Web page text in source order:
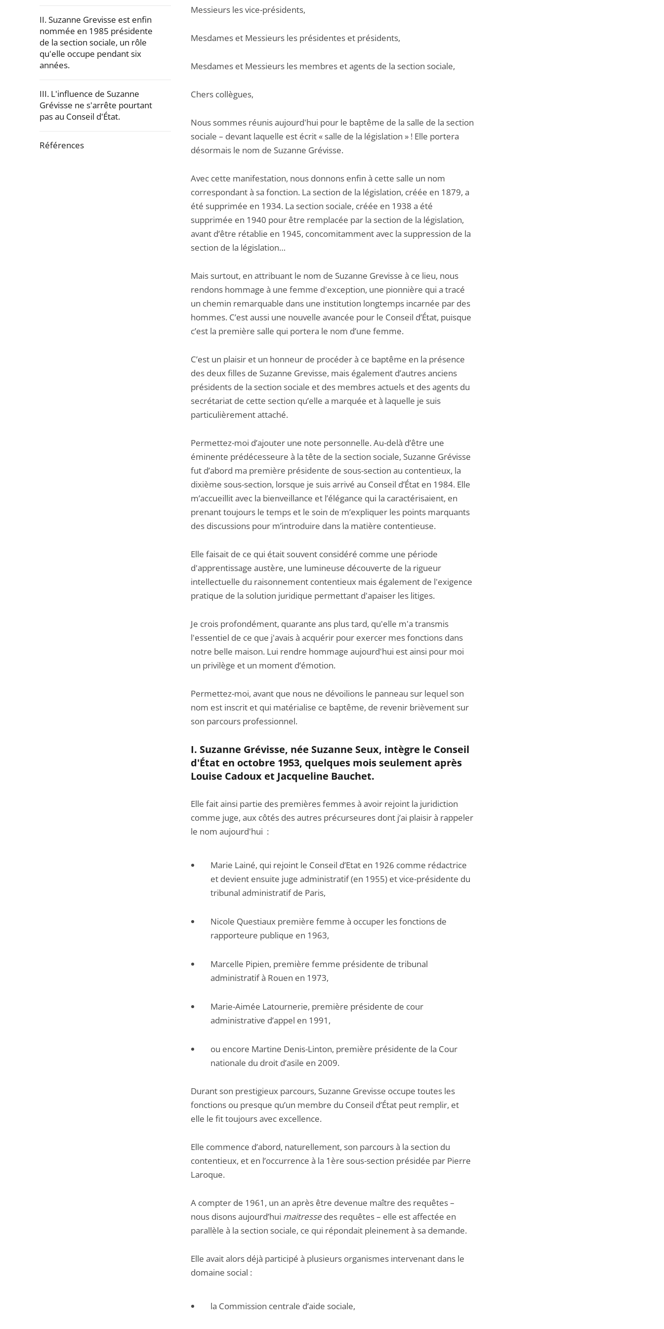
II. Suzanne Grevisse est enfin
nommée en 1985 présidente
de la section sociale, un rôle
qu'elle occupe pendant six
années.
III. L'influence de Suzanne
Grévisse ne s'arrête pourtant
pas au Conseil d'État.
Références
Messieurs les vice-présidents,
Mesdames et Messieurs les présidentes et présidents,
Mesdames et Messieurs les membres et agents de la section sociale,
Chers collègues,
Nous sommes réunis aujourd'hui pour le baptême de la salle de la section
sociale – devant laquelle est écrit « salle de la législation » ! Elle portera
désormais le nom de Suzanne Grévisse.
Avec cette manifestation, nous donnons enfin à cette salle un nom
correspondant à sa fonction. La section de la législation, créée en 1879, a
été supprimée en 1934. La section sociale, créée en 1938 a été
supprimée en 1940 pour être remplacée par la section de la législation,
avant d’être rétablie en 1945, concomitamment avec la suppression de la
section de la législation…
Mais surtout, en attribuant le nom de Suzanne Grevisse à ce lieu, nous
rendons hommage à une femme d'exception, une pionnière qui a tracé
un chemin remarquable dans une institution longtemps incarnée par des
hommes. C’est aussi une nouvelle avancée pour le Conseil d’État, puisque
c’est la première salle qui portera le nom d’une femme.
C’est un plaisir et un honneur de procéder à ce baptême en la présence
des deux filles de Suzanne Grevisse, mais également d’autres anciens
présidents de la section sociale et des membres actuels et des agents du
secrétariat de cette section qu’elle a marquée et à laquelle je suis
particulièrement attaché.
Permettez-moi d’ajouter une note personnelle. Au-delà d’être une
éminente prédécesseure à la tête de la section sociale, Suzanne Grévisse
fut d’abord ma première présidente de sous-section au contentieux, la
dixième sous-section, lorsque je suis arrivé au Conseil d’État en 1984. Elle
m’accueillit avec la bienveillance et l’élégance qui la caractérisaient, en
prenant toujours le temps et le soin de m’expliquer les points marquants
des discussions pour m’introduire dans la matière contentieuse.
Elle faisait de ce qui était souvent considéré comme une période
d'apprentissage austère, une lumineuse découverte de la rigueur
intellectuelle du raisonnement contentieux mais également de l'exigence
pratique de la solution juridique permettant d'apaiser les litiges.
Je crois profondément, quarante ans plus tard, qu'elle m'a transmis
l'essentiel de ce que j'avais à acquérir pour exercer mes fonctions dans
notre belle maison. Lui rendre hommage aujourd'hui est ainsi pour moi
un privilège et un moment d’émotion.
Permettez-moi, avant que nous ne dévoilions le panneau sur lequel son
nom est inscrit et qui matérialise ce baptême, de revenir brièvement sur
son parcours professionnel.
I. Suzanne Grévisse, née Suzanne Seux, intègre le Conseil
d'État en octobre 1953, quelques mois seulement après
Louise Cadoux et Jacqueline Bauchet.
Elle fait ainsi partie des premières femmes à avoir rejoint la juridiction
comme juge, aux côtés des autres précurseures dont j’ai plaisir à rappeler
le nom aujourd'hui :
Marie Lainé, qui rejoint le Conseil d’Etat en 1926 comme rédactrice
et devient ensuite juge administratif (en 1955) et vice-présidente du
tribunal administratif de Paris,
Nicole Questiaux première femme à occuper les fonctions de
rapporteure publique en 1963,
Marcelle Pipien, première femme présidente de tribunal
administratif à Rouen en 1973,
Marie-Aimée Latournerie, première présidente de cour
administrative d’appel en 1991,
ou encore Martine Denis-Linton, première présidente de la Cour
nationale du droit d’asile en 2009.
Durant son prestigieux parcours, Suzanne Grevisse occupe toutes les
fonctions ou presque qu’un membre du Conseil d’État peut remplir, et
elle le fit toujours avec excellence.
Elle commence d’abord, naturellement, son parcours à la section du
contentieux, et en l’occurrence à la 1ère sous-section présidée par Pierre
Laroque.
A compter de 1961, un an après être devenue maître des requêtes –
nous disons aujourd’hui maitresse des requêtes – elle est affectée en
parallèle à la section sociale, ce qui répondait pleinement à sa demande.
Elle avait alors déjà participé à plusieurs organismes intervenant dans le
domaine social :
la Commission centrale d’aide sociale,